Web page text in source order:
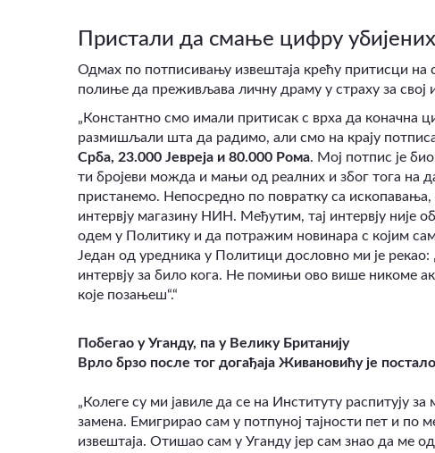
Пристали да смање цифру
Одмах по потписивању извештаја крећу притисци
полиње да преживљава личну драму у страху за свој
„Константно смо имали притисак с врха да
размишљали шта да радимо, али смо на крају
Срба, 23.000 Јевреја и 80.000 Рома. Мој потпис је
ти бројеви можда и мањи од реалних и због тога на
пристанемо. Непосредно по повратку са
интервју магазину НИН. Међутим, тај интервју није
одем у Политику и да потражим новинара с којим
Један од уредника у Политици дословно ми је
интервју за било кога. Не помињи ово више никоме
које позањеш“.“
Побегао у Уганду, па у Велику Британију
Врло брзо после тог догађаја Живановићу је
„Колеге су ми јавиле да се на Институту распитују
замена. Емигрирао сам у потпуној тајности пет и
извештаја. Отишао сам у Уганду јер сам знао да ме